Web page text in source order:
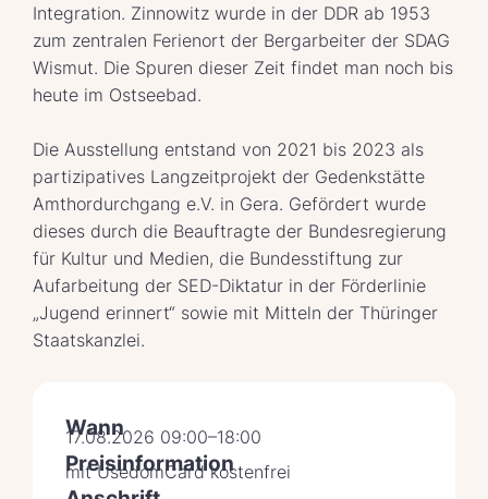
Integration. Zinnowitz wurde in der DDR ab 1953
zum zentralen Ferienort der Bergarbeiter der SDAG
Wismut. Die Spuren dieser Zeit findet man noch bis
heute im Ostseebad.
Die Ausstellung entstand von 2021 bis 2023 als
partizipatives Langzeitprojekt der Gedenkstätte
Amthordurchgang e.V. in Gera. Gefördert wurde
dieses durch die Beauftragte der Bundesregierung
für Kultur und Medien, die Bundesstiftung zur
Aufarbeitung der SED-Diktatur in der Förderlinie
„Jugend erinnert“ sowie mit Mitteln der Thüringer
Staatskanzlei.
Wann
17.08.2026 09:00–18:00
Preisinformation
mit UsedomCard kostenfrei